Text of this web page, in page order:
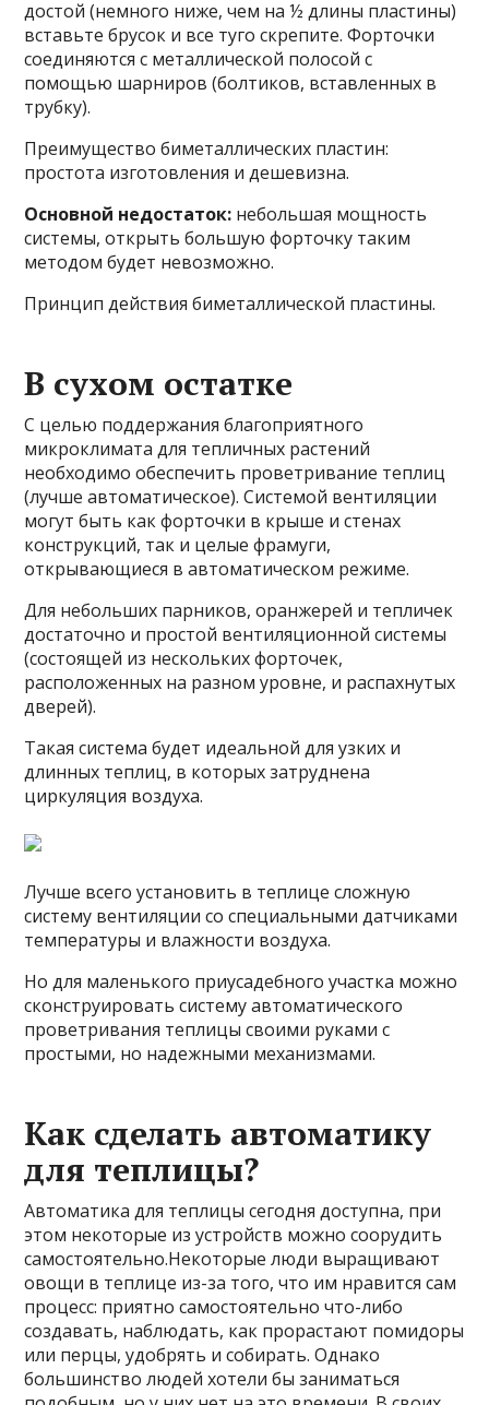
достой (немного ниже, чем на ½ длины пластины)
вставьте брусок и все туго скрепите. Форточки
соединяются с металлической полосой с
помощью шарниров (болтиков, вставленных в
трубку).
Преимущество биметаллических пластин:
простота изготовления и дешевизна.
Основной недостаток: небольшая мощность
системы, открыть большую форточку таким
методом будет невозможно.
Принцип действия биметаллической пластины.
В сухом остатке
С целью поддержания благоприятного
микроклимата для тепличных растений
необходимо обеспечить проветривание теплиц
(лучше автоматическое). Системой вентиляции
могут быть как форточки в крыше и стенах
конструкций, так и целые фрамуги,
открывающиеся в автоматическом режиме.
Для небольших парников, оранжерей и тепличек
достаточно и простой вентиляционной системы
(состоящей из нескольких форточек,
расположенных на разном уровне, и распахнутых
дверей).
Такая система будет идеальной для узких и
длинных теплиц, в которых затруднена
циркуляция воздуха.
Лучше всего установить в теплице сложную
систему вентиляции со специальными датчиками
температуры и влажности воздуха.
Но для маленького приусадебного участка можно
сконструировать систему автоматического
проветривания теплицы своими руками с
простыми, но надежными механизмами.
Как сделать автоматику
для теплицы?
Автоматика для теплицы сегодня доступна, при
этом некоторые из устройств можно соорудить
самостоятельно.Некоторые люди выращивают
овощи в теплице из-за того, что им нравится сам
процесс: приятно самостоятельно что-либо
создавать, наблюдать, как прорастают помидоры
или перцы, удобрять и собирать. Однако
большинство людей хотели бы заниматься